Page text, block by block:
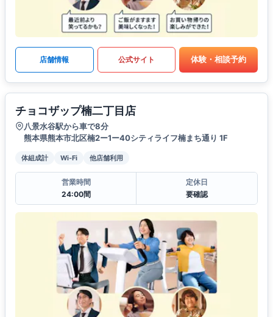
店舗情報 公式サイト 体験・相談予約
チョコザップ楠二丁目店
八景水谷駅から車で8分
熊本県熊本市北区楠2ー1ー40シティライフ楠まち通り 1F
体組成計 Wi-Fi 他店舗利用
営業時間
24:00間
定休日
要確認